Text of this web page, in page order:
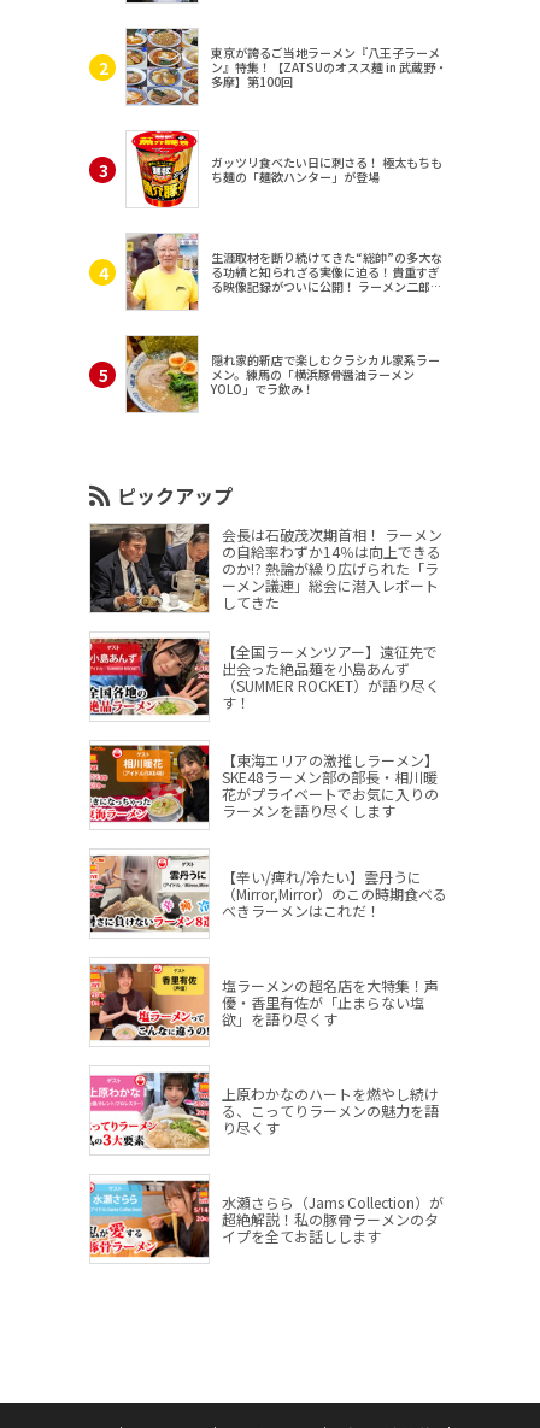
東京が誇るご当地ラーメン『八王子ラーメ
ン』特集！【ZATSUのオスス麺 in 武蔵野・
多摩】第100回
ガッツリ食べたい日に刺さる！ 極太もちも
ち麺の「麺欲ハンター」が登場
生涯取材を断り続けてきた“総帥”の多大な
る功績と知られざる実像に迫る！貴重すぎ
る映像記録がついに公開！ ラーメン二郎
隠れ家的新店で楽しむクラシカル家系ラー
メン。練馬の「横浜豚骨醤油ラーメン
YOLO」でラ飲み！
ピックアップ
会長は石破茂次期首相！ ラーメン
の自給率わずか14％は向上できる
のか!? 熱論が繰り広げられた「ラ
ーメン議連」総会に潜入レポート
してきた
【全国ラーメンツアー】遠征先で
出会った絶品麺を小島あんず
（SUMMER ROCKET）が語り尽く
す！
【東海エリアの激推しラーメン】
SKE48ラーメン部の部長・相川暖
花がプライベートでお気に入りの
ラーメンを語り尽くします
【辛い/痺れ/冷たい】雲丹うに
（Mirror,Mirror）のこの時期食べる
べきラーメンはこれだ！
塩ラーメンの超名店を大特集！声
優・香里有佐が「止まらない塩
欲」を語り尽くす
上原わかなのハートを燃やし続け
る、こってりラーメンの魅力を語
り尽くす
水瀬さらら（Jams Collection）が
超絶解説！私の豚骨ラーメンのタ
イプを全てお話しします